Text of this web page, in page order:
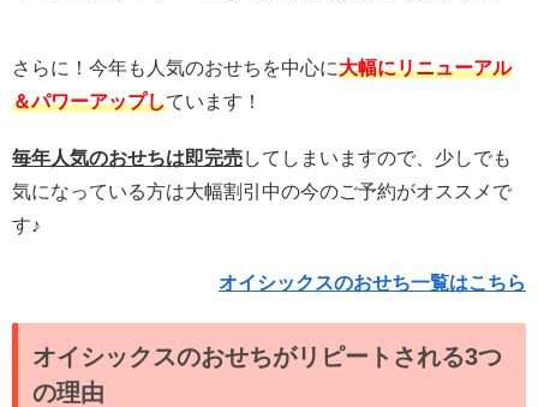
さらに！今年も人気のおせちを中心に大幅にリニューアル
＆パワーアップしています！
毎年人気のおせちは即完売してしまいますので、少しでも
気になっている方は大幅割引中の今のご予約がオススメで
す♪
オイシックスのおせち一覧はこちら
オイシックスのおせちがリピートされる3つ
の理由